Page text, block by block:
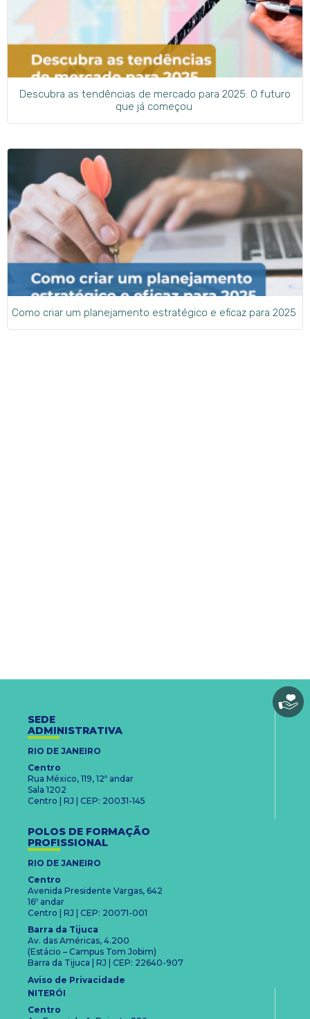
Descubra as tendências de mercado para 2025: O futuro
que já começou
Como criar um planejamento estratégico e eficaz para 2025
SEDE
ADMINISTRATIVA
RIO DE JANEIRO
Centro
Rua México, 119, 12º andar
Sala 1202
Centro | RJ | CEP: 20031-145
POLOS DE FORMAÇÃO
PROFISSIONAL
RIO DE JANEIRO
Centro
Avenida Presidente Vargas, 642
16º andar
Centro | RJ | CEP: 20071-001
Barra da Tijuca
Av. das Américas, 4.200
(Estácio – Campus Tom Jobim)
Barra da Tijuca | RJ | CEP: 22640-907
Aviso de Privacidade
NITERÓI
Centro